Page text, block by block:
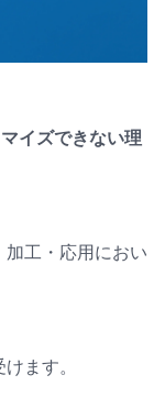
イズできない理
工・応用におい
ます。